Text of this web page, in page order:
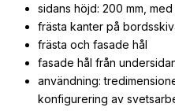
sidans höjd: 200 mm,
frästa kanter på
frästa och fasade hål
fasade hål från
användning:
konfigurering av